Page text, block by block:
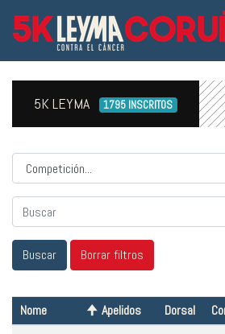
5K LEYMA 1795 INSCRITOS
Competicion
Nome Apelidos Dorsal